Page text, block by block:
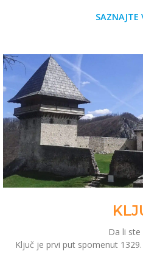
SAZNAJTE
Da li ste
Ključ je prvi put spomenut